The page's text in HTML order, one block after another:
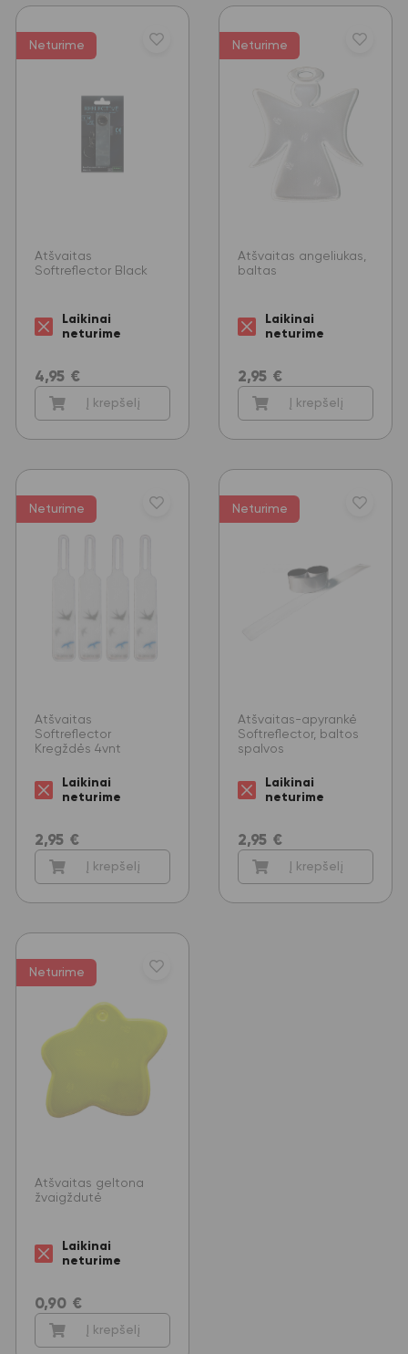
Neturime
Atšvaitas
Softreflector Black
Laikinai
neturime
4,95 €
Į krepšelį
Neturime
Atšvaitas angeliukas,
baltas
Laikinai
neturime
2,95 €
Į krepšelį
Neturime
Atšvaitas
Softreflector
Kregždės 4vnt
Laikinai
neturime
2,95 €
Į krepšelį
Neturime
Atšvaitas-apyrankė
Softreflector, baltos
spalvos
Laikinai
neturime
2,95 €
Į krepšelį
Neturime
Atšvaitas geltona
žvaigždutė
Laikinai
neturime
0,90 €
Į krepšelį